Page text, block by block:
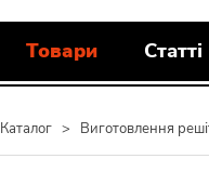
Товари Статті
Каталог > Виготовлення